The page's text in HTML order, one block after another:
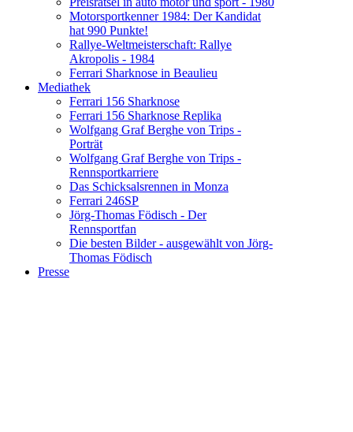
Motorsportkenner 1984: Der Kandidat
hat 990 Punkte!
Rallye-Weltmeisterschaft: Rallye
Akropolis - 1984
Ferrari Sharknose in Beaulieu
Mediathek
Ferrari 156 Sharknose
Ferrari 156 Sharknose Replika
Wolfgang Graf Berghe von Trips -
Porträt
Wolfgang Graf Berghe von Trips -
Rennsportkarriere
Das Schicksalsrennen in Monza
Ferrari 246SP
Jörg-Thomas Födisch - Der
Rennsportfan
Die besten Bilder - ausgewählt von Jörg-
Thomas Födisch
Presse